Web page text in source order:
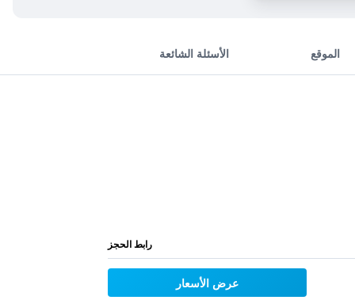
الموقع الأسئلة الشائعة
رابط الحجز
عرض الأسعار